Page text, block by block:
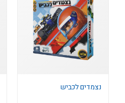
נצמדים לכביש